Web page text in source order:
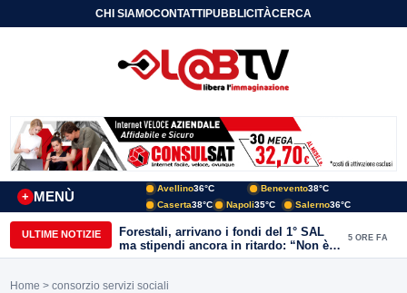
CHI SIAMOCONTATTIPUBBLICITÀCERCA
MENÙ
+
Avellino36°C Benevento38°C
Caserta38°C Napoli35°C Salerno36°C
ULTIME NOTIZIE
Forestali, arrivano i fondi del 1° SAL
ma stipendi ancora in ritardo: “Non è
più sostenibile”
5 ORE FA
Home > consorzio servizi sociali